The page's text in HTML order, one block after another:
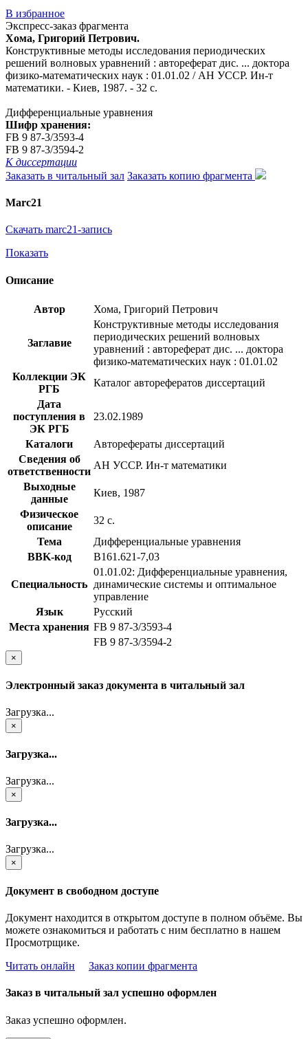
В избранное
Экспресс-заказ фрагмента
Хома, Григорий Петрович.
Конструктивные методы исследования периодических
решений волновых уравнений : автореферат дис. ... доктора
физико-математических наук : 01.01.02 / АН УССР. Ин-т
математики. - Киев, 1987. - 32 с.
Дифференциальные уравнения
Шифр хранения:
FB 9 87-3/3593-4
FB 9 87-3/3594-2
К диссертации
Заказать в читальный зал Заказать копию фрагмента
Marc21
Скачать marc21-запись
Показать
Описание
Автор Хома, Григорий Петрович
Заглавие
Конструктивные методы исследования
периодических решений волновых
уравнений : автореферат дис. ... доктора
физико-математических наук : 01.01.02
Коллекции ЭК
РГБ
Каталог авторефератов диссертаций
Дата
поступления в
ЭК РГБ
23.02.1989
Каталоги
Авторефераты диссертаций
Сведения об
ответственности
АН УССР. Ин-т математики
Выходные
данные
Киев, 1987
Физическое
описание
32 с.
Тема
Дифференциальные уравнения
BBK-код
В161.621-7,03
Специальность
01.01.02: Дифференциальные уравнения,
динамические системы и оптимальное
управление
Язык
Русский
Места хранения FB 9 87-3/3593-4
FB 9 87-3/3594-2
×
Электронный заказ документа в читальный зал
Загрузка...
×
Загрузка...
Загрузка...
×
Загрузка...
Загрузка...
×
Документ в свободном доступе
Документ находится в открытом доступе в полном объёме. Вы
можете ознакомиться и работать с ним бесплатно в нашем
Просмотрщике.
Читать онлайн
Заказ копии фрагмента
Заказ в читальный зал успешно оформлен
Заказ успешно оформлен.